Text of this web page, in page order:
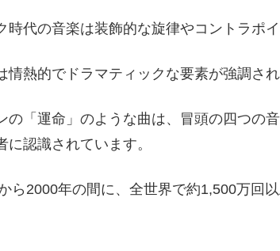
時代の音楽は装飾的な旋律やコントラポイ
熱的でドラマティックな要素が強調され
の「運命」のような曲は、冒頭の四つの
認識されています。
ら2000年の間に、全世界で約1,500万回